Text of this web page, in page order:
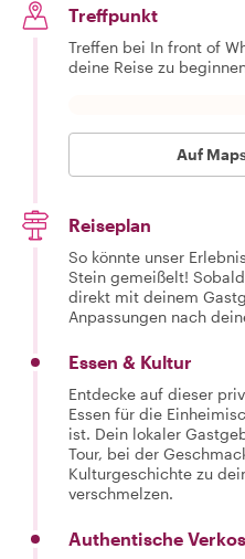
Treffpunkt
Treffen bei In front of
deine Reise zu
Auf
Reiseplan
So könnte unser
Stein gemeißelt!
direkt mit deinem
Anpassungen nach
Essen & Kultur
Entdecke auf dieser
Essen für die
ist. Dein lokaler
Tour, bei der
Kulturgeschichte zu
verschmelzen.
Authentische